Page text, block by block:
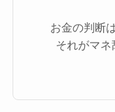
お金の判断
それがマネ